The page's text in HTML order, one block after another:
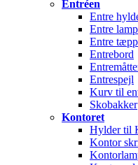
Entréen
Entre
Entre
Entre
Entrebord
Entrespejl
Kurv til
Skobakker
Kontoret
Hylder til
Kontor